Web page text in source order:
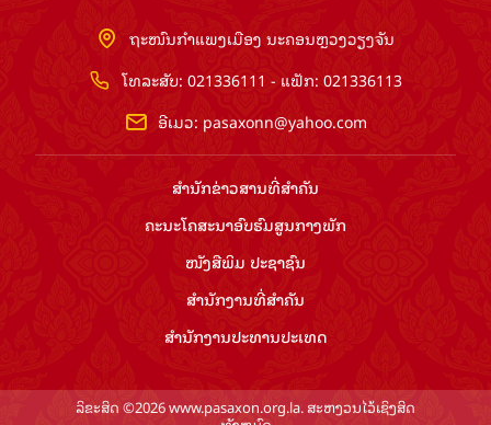
ຖະໜົນກຳແພງເມືອງ ນະຄອນຫຼວງວຽງຈັນ
ໂທລະສັບ: 021336111 - ແຟັກ: 021336113
ອີເມວ: pasaxonn@yahoo.com
ສຳ​ນັກ​ຂ່າວ​ສານ​ທີ່​ສຳ​ຄັນ​
ຄະນະໂຄສະນາອົບຮົມ​ສູນ​ກາງ​ພັກ
ໜັງສືພິມ ປະ​ຊາ​ຊົນ
ສຳ​ນັກ​ງານ​ທີ່​ສຳ​ຄັນ
ສຳ​ນັກ​ງານ​ປະ​ທານ​ປະ​ເທດ
ລິຂະສິດ ©2026 www.pasaxon.org.la. ສະຫງວນໄວ້ເຊິງສິດ